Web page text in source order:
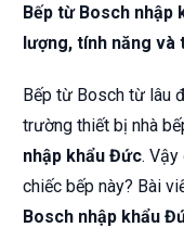
Bếp từ Bosch nhập
lượng, tính năng và
Bếp từ Bosch từ lâu
trường thiết bị nhà
nhập khẩu Đức. Vậy
chiếc bếp này? Bài
Bosch nhập khẩu